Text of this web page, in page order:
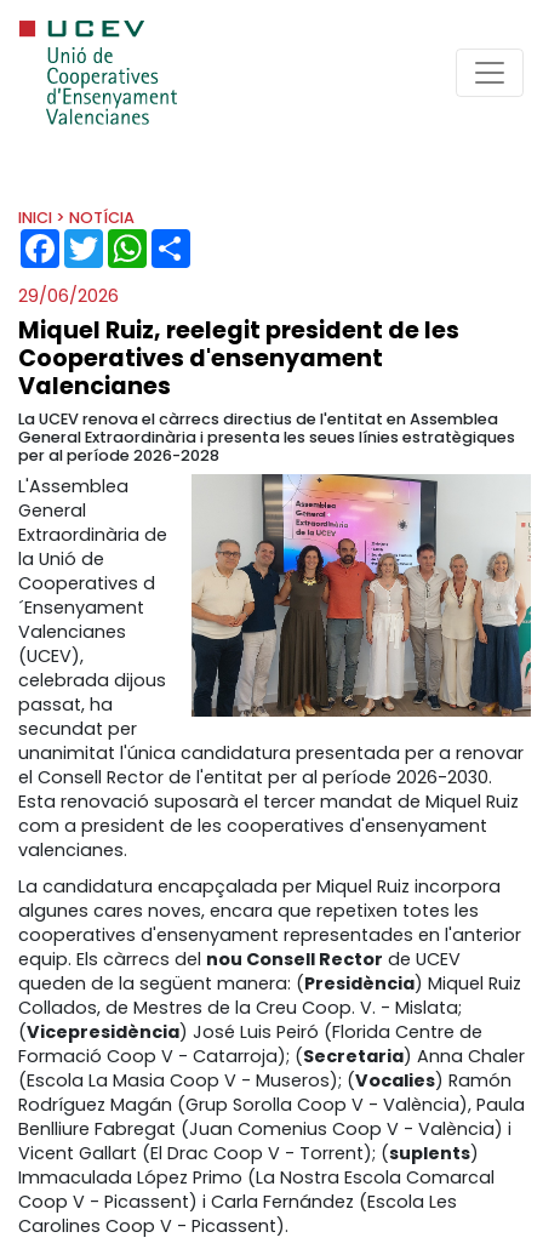
INICI > NOTÍCIA
FACEBOOK
TWITTERWHATSAPP
29/06/2026
Miquel Ruiz, reelegit president de les
Cooperatives d'ensenyament
Valencianes
La UCEV renova el càrrecs directius de l'entitat en Assemblea
General Extraordinària i presenta les seues línies estratègiques
per al període 2026-2028
L'Assemblea
General
Extraordinària de
la Unió de
Cooperatives d
´Ensenyament
Valencianes
(UCEV),
celebrada dijous
passat, ha
secundat per
unanimitat l'única candidatura presentada per a renovar
el Consell Rector de l'entitat per al període 2026-2030.
Esta renovació suposarà el tercer mandat de Miquel Ruiz
com a president de les cooperatives d'ensenyament
valencianes.
La candidatura encapçalada per Miquel Ruiz incorpora
algunes cares noves, encara que repetixen totes les
cooperatives d'ensenyament representades en l'anterior
equip. Els càrrecs del nou Consell Rector de UCEV
queden de la següent manera: (Presidència) Miquel Ruiz
Collados, de Mestres de la Creu Coop. V. - Mislata;
(Vicepresidència) José Luis Peiró (Florida Centre de
Formació Coop V - Catarroja); (Secretaria) Anna Chaler
(Escola La Masia Coop V - Museros); (Vocalies) Ramón
Rodríguez Magán (Grup Sorolla Coop V - València), Paula
Benlliure Fabregat (Juan Comenius Coop V - València) i
Vicent Gallart (El Drac Coop V - Torrent); (suplents)
Immaculada López Primo (La Nostra Escola Comarcal
Coop V - Picassent) i Carla Fernández (Escola Les
Carolines Coop V - Picassent).